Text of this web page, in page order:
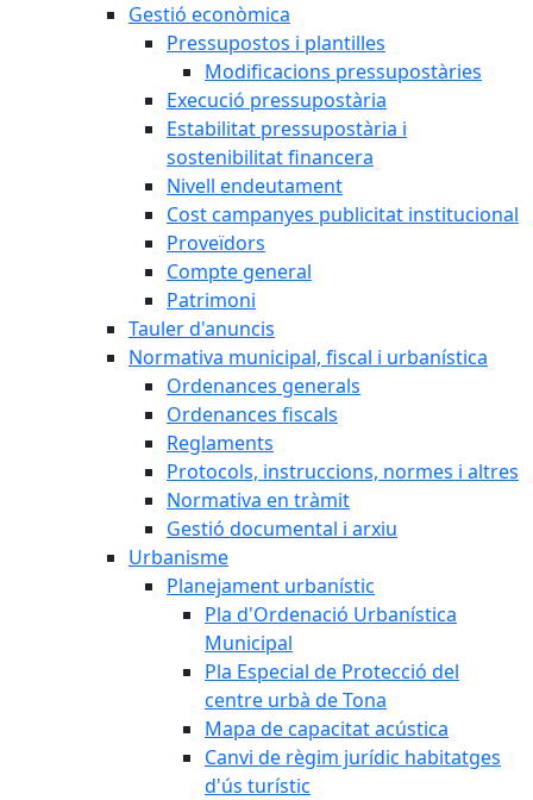
Gestió econòmica
Pressupostos i plantilles
Modificacions pressupostàries
Execució pressupostària
Estabilitat pressupostària i
sostenibilitat financera
Nivell endeutament
Cost campanyes publicitat institucional
Proveïdors
Compte general
Patrimoni
Tauler d'anuncis
Normativa municipal, fiscal i urbanística
Ordenances generals
Ordenances fiscals
Reglaments
Protocols, instruccions, normes i altres
Normativa en tràmit
Gestió documental i arxiu
Urbanisme
Planejament urbanístic
Pla d'Ordenació Urbanística
Municipal
Pla Especial de Protecció del
centre urbà de Tona
Mapa de capacitat acústica
Canvi de règim jurídic habitatges
d'ús turístic